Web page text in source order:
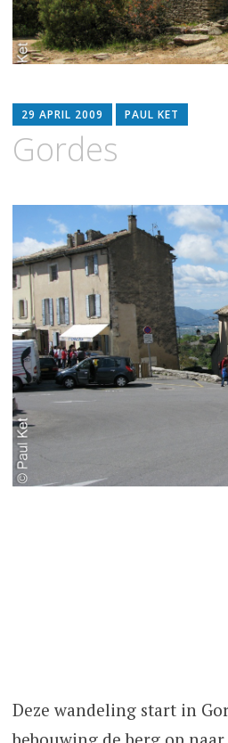
29 APRIL 2009 PAUL KET
Gordes
Deze wandeling start in